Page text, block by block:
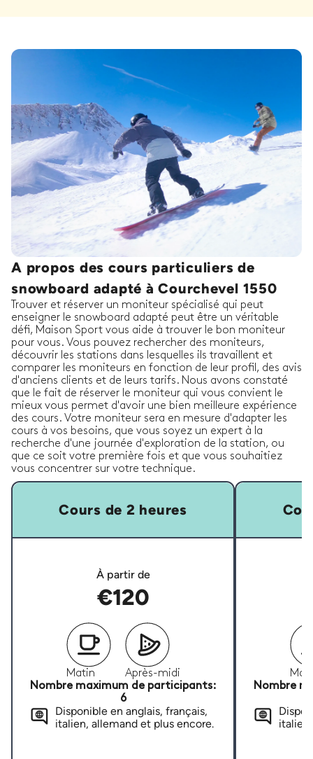
A propos des cours particuliers de
snowboard adapté à Courchevel 1550
Trouver et réserver un moniteur spécialisé qui peut
enseigner le snowboard adapté peut être un véritable
défi, Maison Sport vous aide à trouver le bon moniteur
pour vous. Vous pouvez rechercher des moniteurs,
découvrir les stations dans lesquelles ils travaillent et
comparer les moniteurs en fonction de leur profil, des avis
d'anciens clients et de leurs tarifs. Nous avons constaté
que le fait de réserver le moniteur qui vous convient le
mieux vous permet d'avoir une bien meilleure expérience
des cours. Votre moniteur sera en mesure d'adapter les
cours à vos besoins, que vous soyez un expert à la
recherche d'une journée d'exploration de la station, ou
que ce soit votre première fois et que vous souhaitiez
vous concentrer sur votre technique.
Cours de 2 heures
À partir de
€120
Matin
Après-midi
Nombre maximum de participants:
6
Disponible en anglais, français,
italien, allemand et plus encore.
Nombre